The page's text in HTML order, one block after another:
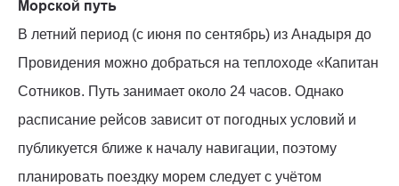
Морской путь
В летний период (с июня по сентябрь) из Анадыря до
Провидения можно добраться на теплоходе «Капитан
Сотников. Путь занимает около 24 часов. Однако
расписание рейсов зависит от погодных условий и
публикуется ближе к началу навигации, поэтому
планировать поездку морем следует с учётом